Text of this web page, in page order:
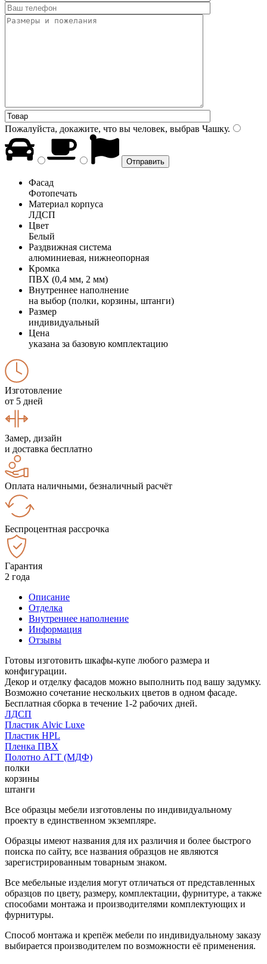
Пожалуйста, докажите, что вы человек, выбрав Чашку.
Фасад
Фотопечать
Материал корпуса
ЛДСП
Цвет
Белый
Раздвижная система
алюминиевая, нижнеопорная
Кромка
ПВХ (0,4 мм, 2 мм)
Внутреннее наполнение
на выбор (полки, корзины, штанги)
Размер
индивидуальный
Цена
указана за базовую комплектацию
Изготовление
от 5 дней
Замер, дизайн
и доставка бесплатно
Оплата наличными, безналичный расчёт
Беспроцентная рассрочка
Гарантия
2 года
Описание
Отделка
Внутреннее наполнение
Информация
Отзывы
Готовы изготовить шкафы-купе любого размера и
конфигурации.
Декор и отделку фасадов можно выполнить под вашу задумку.
Возможно сочетание нескольких цветов в одном фасаде.
Бесплатная сборка в течение 1-2 рабочих дней.
ЛДСП
Пластик Alvic Luxe
Пластик HPL
Пленка ПВХ
Полотно АГТ (МДФ)
полки
корзины
штанги
Все образцы мебели изготовлены по индивидуальному
проекту в единственном экземпляре.
Образцы имеют названия для их различия и более быстрого
поиска по сайту, все названия образцов не являются
зарегистрированным товарным знаком.
Все мебельные изделия могут отличаться от представленных
образцов по цвету, размеру, комплектации, фурнитуре, а также
способами монтажа и производителями комплектующих и
фурнитуры.
Способ монтажа и крепёж мебели по индивидуальному заказу
выбирается производителем по возможности её применения.